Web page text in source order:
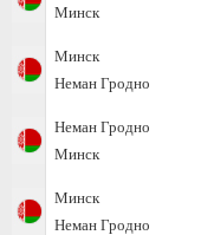
Минск
Минск
Неман Гродно
Неман Гродно
Минск
Минск
Неман Гродно